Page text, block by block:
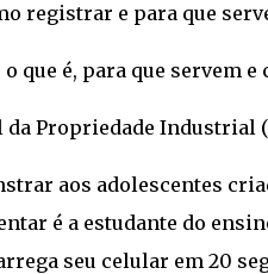
registrar e para que
que é, para que servem e
Propriedade Industrial
aos adolescentes
é a estudante do
seu celular em 20